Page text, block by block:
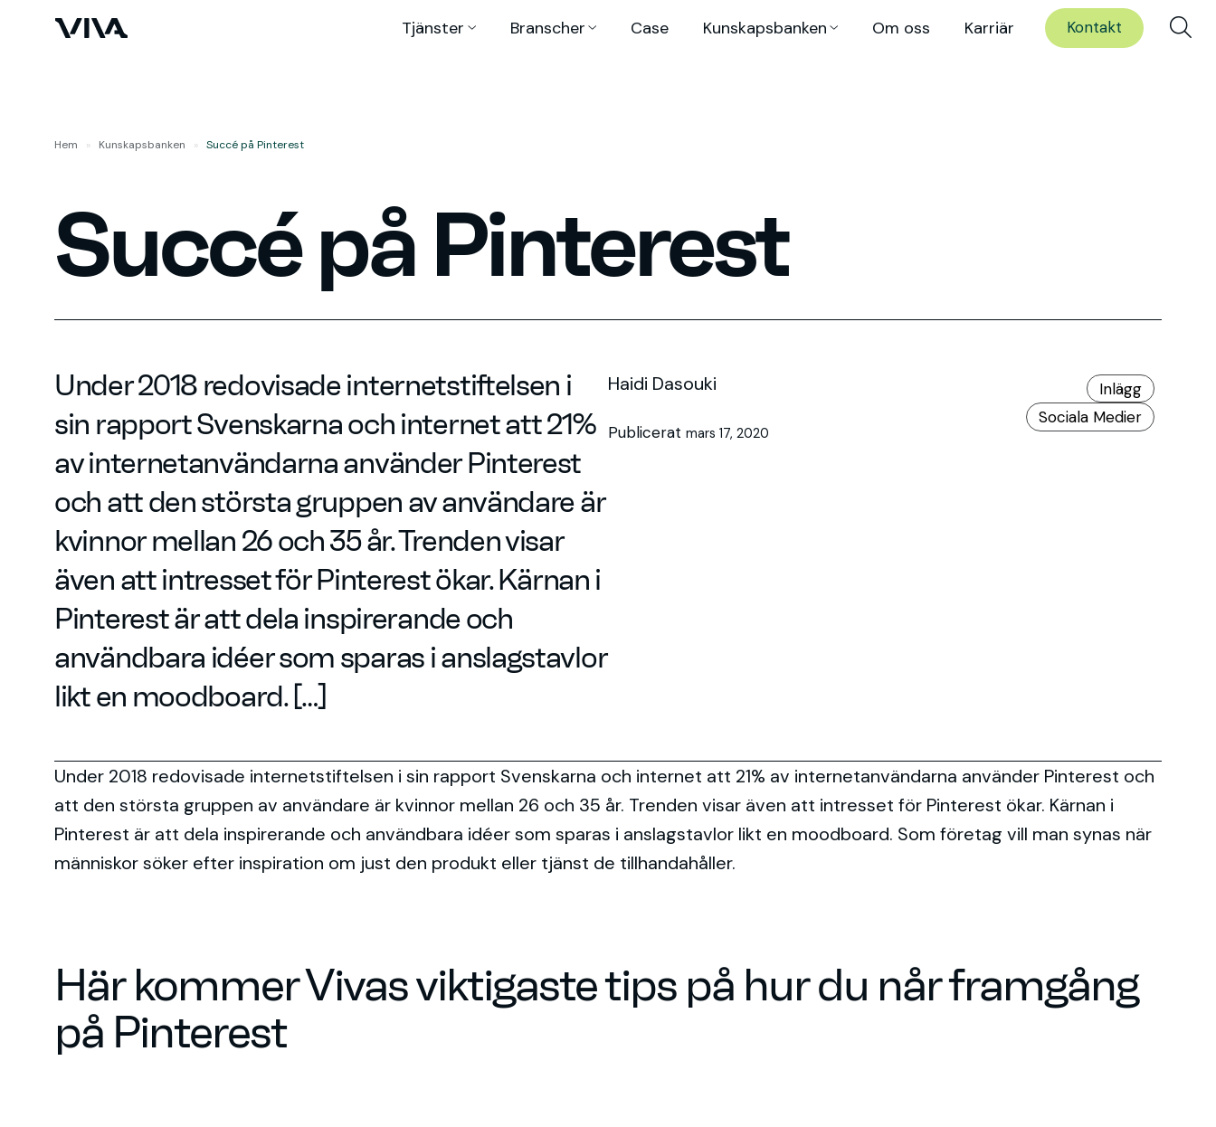
Tjänster Branscher Case Kunskaps­banken Om oss Karriär Kontakt
Hem » Kunskaps­banken » Succé på Pinterest
Succé på Pinterest
Under 2018 redovisade internetstiftelsen i
sin rapport Svenskarna och internet att 21%
av internetanvändarna använder Pinterest
och att den största gruppen av användare är
kvinnor mellan 26 och 35 år. Trenden visar
även att intresset för Pinterest ökar. Kärnan i
Pinterest är att dela inspirerande och
användbara idéer som sparas i anslagstavlor
likt en moodboard. […]
Haidi Dasouki
Publicerat mars 17, 2020
Inlägg
Sociala Medier
Under 2018 redovisade internetstiftelsen i sin rapport Svenskarna och internet att 21% av internetanvändarna använder Pinterest och
att den största gruppen av användare är kvinnor mellan 26 och 35 år. Trenden visar även att intresset för Pinterest ökar. Kärnan i
Pinterest är att dela inspirerande och användbara idéer som sparas i anslagstavlor likt en moodboard. Som företag vill man synas när
människor söker efter inspiration om just den produkt eller tjänst de tillhandahåller.
Här kommer Vivas viktigaste tips på hur du når framgång
på Pinterest